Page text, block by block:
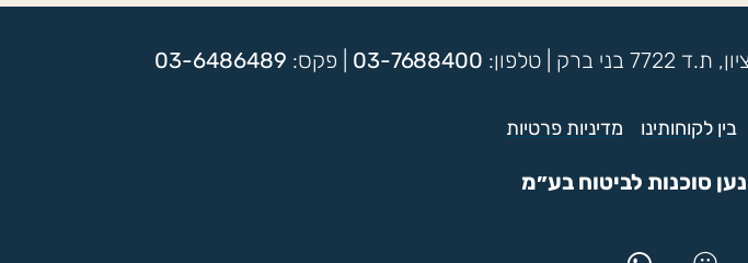
03-7688400 | פקס: 03-6486489
בין לקוחותינו מדיניות פרטיות
סוכנות לביטוח בע״מ